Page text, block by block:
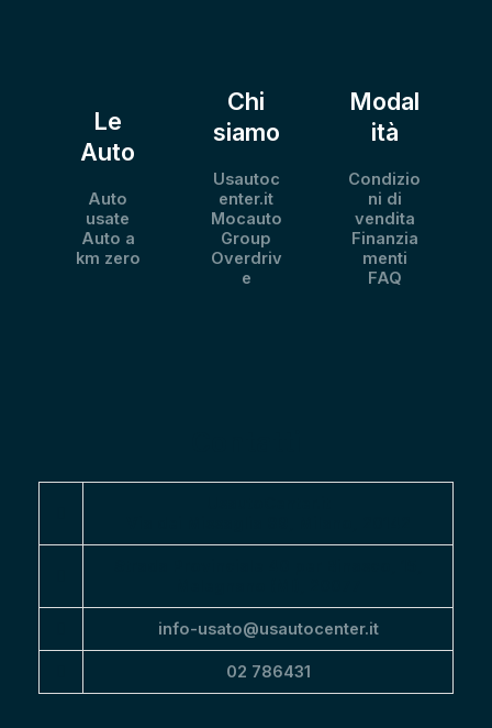
Le
Auto
Auto
usate
Auto a
km zero
Chi
siamo
Usautoc
enter.it
Mocauto
Group
Overdriv
e
Modal
ità
Condizio
ni di
vendita
Finanzia
menti
FAQ
info-usato@usautocenter.it
02 786431